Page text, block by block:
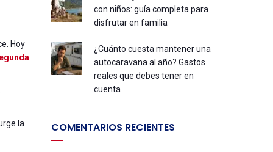
Hoy
la
con niños: guía completa para
disfrutar en familia
¿Cuánto cuesta mantener una
autocaravana al año? Gastos
reales que debes tener en
cuenta
COMENTARIOS RECIENTES